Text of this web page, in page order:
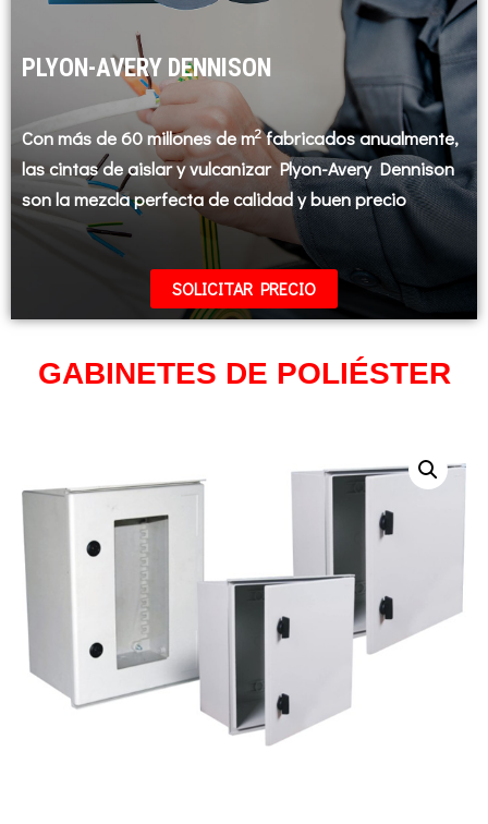
PLYON-AVERY DENNISON
Con más de 60 millones de m2fabricados anualmente,
las cintas de aislar y vulcanizar Plyon-Avery Dennison
son la mezcla perfecta de calidad y buen precio
SOLICITAR PRECIO
GABINETES DE POLIÉSTER